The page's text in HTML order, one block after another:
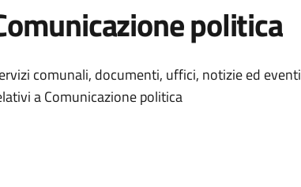
politica
dell'argomento
comunali, documenti, uffici, notizie ed eventi
a Comunicazione politica